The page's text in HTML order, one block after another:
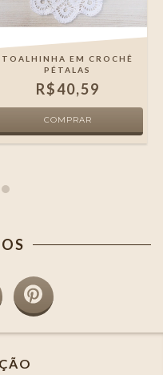
TOALHINHA EM CROCHÊ
PÉTALAS
R$40,59